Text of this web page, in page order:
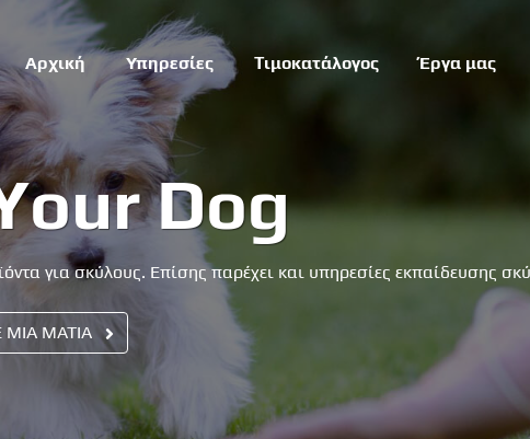
Αρχική Υπηρεσίες Τιμοκατάλογος Έργα μας
Dog
για σκύλους. Επίσης παρέχει και υπηρεσίες εκπαίδευσης
ΜΙΑ ΜΑΤΙΑ